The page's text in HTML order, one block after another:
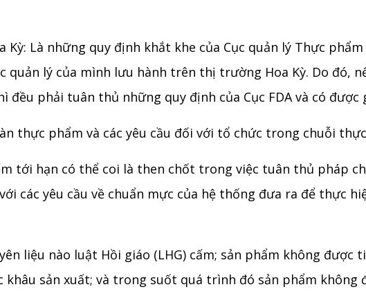
Là những quy định khắt khe của Cục quản lý Thực
quản lý của mình lưu hành trên thị trường Hoa Kỳ. Do đó,
phải tuân thủ những quy định của Cục FDA và có được
thực phẩm và các yêu cầu đối với tổ chức trong chuỗi
tới hạn có thể coi là then chốt trong việc tuân thủ pháp
các yêu cầu về chuẩn mực của hệ thống đưa ra để
liệu nào luật Hồi giáo (LHG) cấm; sản phẩm không
khâu sản xuất; và trong suốt quá trình đó sản phẩm